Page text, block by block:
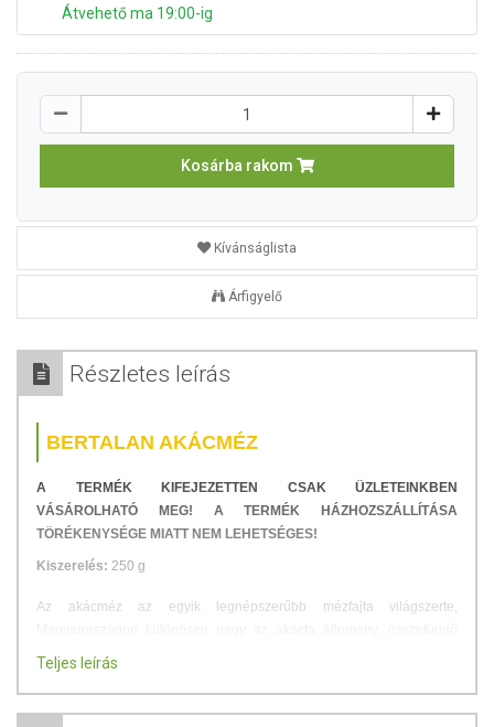
Átvehető ma 19:00-ig
Kosárba rakom
Kívánságlista
Árfigyelő
Részletes leírás
BERTALAN AKÁCMÉZ
A TERMÉK KIFEJEZETTEN CSAK ÜZLETEINKBEN
VÁSÁROLHATÓ MEG! A TERMÉK HÁZHOZSZÁLLÍTÁSA
TÖRÉKENYSÉGE MIATT NEM LEHETSÉGES!
Kiszerelés: 250 g
Az akácméz az egyik legnépszerűbb mézfajta világszerte,
erdőséget alkotva az erdőterüleink egyötödét teszi ki. Az akácméz
változatok a régióink jellemzői miatt mások, függnek a talaj
összetételétől. Ezért láthatjuk például, hogy a méz színe a szinte
Teljes leírás